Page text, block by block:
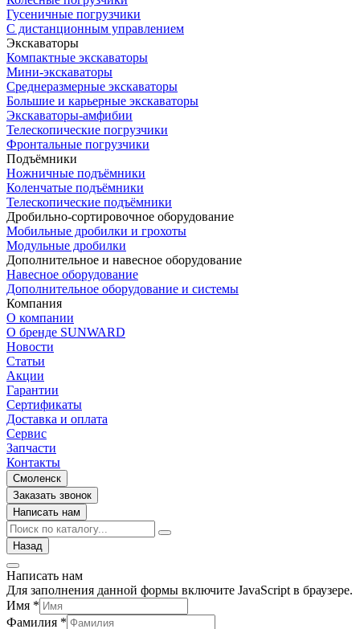
Гусеничные погрузчики
С дистанционным управлением
Экскаваторы
Компактные экскаваторы
Мини-экскаваторы
Среднеразмерные экскаваторы
Большие и карьерные экскаваторы
Экскаваторы-амфибии
Телескопические погрузчики
Фронтальные погрузчики
Подъёмники
Ножничные подъёмники
Коленчатые подъёмники
Телескопические подъёмники
Дробильно-сортировочное оборудование
Мобильные дробилки и грохоты
Модульные дробилки
Дополнительное и навесное оборудование
Навесное оборудование
Дополнительное оборудование и системы
Компания
О компании
О бренде SUNWARD
Новости
Статьи
Акции
Гарантии
Сертификаты
Доставка и оплата
Сервис
Запчасти
Контакты
Смоленск
Заказать звонок
Написать нам
Назад
Написать нам
Для заполнения данной формы включите JavaScript в браузере.
Имя *
Фамилия *